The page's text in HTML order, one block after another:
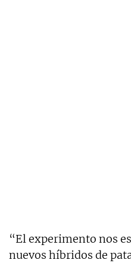
“El experimento nos
nuevos híbridos de